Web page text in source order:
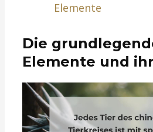
Elemente
Die
Elemente und